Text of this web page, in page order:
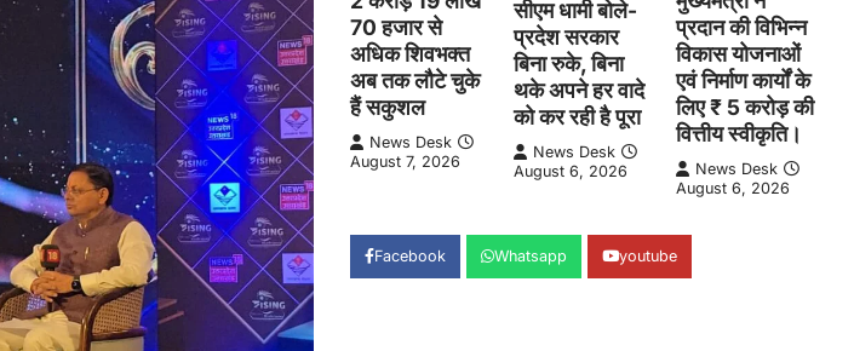
70 हजार से
अधिक शिवभक्त
अब तक लौटे चुके
हैं सकुशल
News Desk
August 7, 2026
सीएम धामी बोले-
प्रदेश सरकार
बिना रुके, बिना
थके अपने हर वादे
को कर रही है पूरा
News Desk
August 6, 2026
प्रदान की विभिन्न
विकास योजनाओं
एवं निर्माण कार्यों के
लिए ₹ 5 करोड़ की
वित्तीय स्वीकृति।
News Desk
August 6, 2026
Facebook Whatsapp youtube